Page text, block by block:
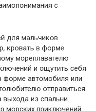
с
для мальчиков
кровать в форме
мореплавателю
и ощутить себя
форме автомобиля или
отправиться
выхода из спальни.
морских приключений